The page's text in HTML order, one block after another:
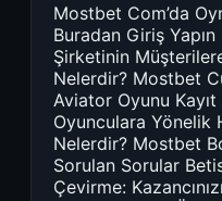
Mostbet Com’da
Buradan Giriş
Şirketinin
Nelerdir? Mostbet
Aviator Oyunu
Oyunculara Yönelik
Nelerdir? Mostbet
Sorulan Sorular
Çevirme: